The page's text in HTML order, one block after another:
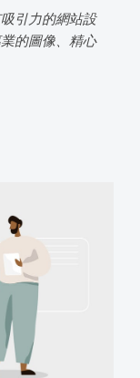
引力的網站設
的圖像、精心